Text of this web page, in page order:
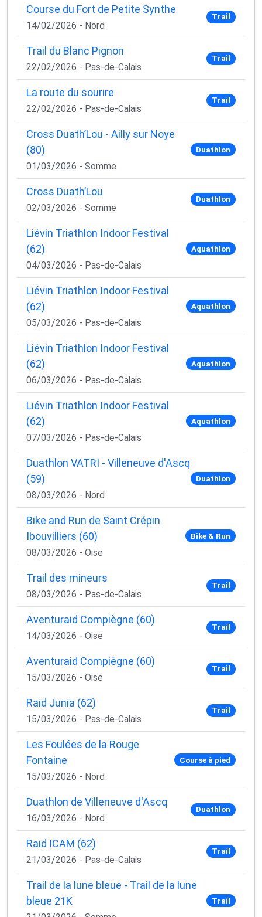
×
🚴‍♂️ Rejoignez la communauté des coureurs
et triathlètes passionnés
Rejoignez des milliers de sportifs passionnés et
✅ Des conseils d'entraînement exclusifs
✅ Des astuces de pros pour progresser plus vite
✅ Les dernières tendances matos & nutrition
partenaires
1 email / mois. Zéro spam. 100 % utile.
Email
Oui, je veux progresser 💪
Aucun spam, vous pouvez vous désinscrire à tout
Course du Fort de Petite Synthe
14/02/2026 - Nord
Trail
Trail du Blanc Pignon
22/02/2026 - Pas-de-Calais
Trail
La route du sourire
22/02/2026 - Pas-de-Calais
Trail
Cross Duath’Lou - Ailly sur Noye
(80)
01/03/2026 - Somme
Duathlon
Cross Duath’Lou
02/03/2026 - Somme
Duathlon
Liévin Triathlon Indoor Festival
(62)
04/03/2026 - Pas-de-Calais
Aquathlon
Liévin Triathlon Indoor Festival
(62)
05/03/2026 - Pas-de-Calais
Aquathlon
Liévin Triathlon Indoor Festival
(62)
06/03/2026 - Pas-de-Calais
Aquathlon
Liévin Triathlon Indoor Festival
(62)
07/03/2026 - Pas-de-Calais
Aquathlon
Duathlon VATRI - Villeneuve d'Ascq
(59)
08/03/2026 - Nord
Duathlon
Bike and Run de Saint Crépin
Ibouvilliers (60)
08/03/2026 - Oise
Bike & Run
Trail des mineurs
08/03/2026 - Pas-de-Calais
Trail
Aventuraid Compiègne (60)
14/03/2026 - Oise
Trail
Aventuraid Compiègne (60)
15/03/2026 - Oise
Trail
Raid Junia (62)
15/03/2026 - Pas-de-Calais
Trail
Les Foulées de la Rouge
Fontaine
15/03/2026 - Nord
Course à pied
Duathlon de Villeneuve d'Ascq
16/03/2026 - Nord
Duathlon
Raid ICAM (62)
21/03/2026 - Pas-de-Calais
Trail
Trail de la lune bleue - Trail de la lune
bleue 21K
Trail